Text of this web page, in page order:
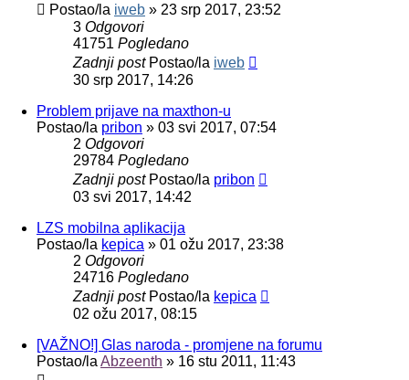
Postao/la iweb » 23 srp 2017, 23:52
3 Odgovori
41751 Pogledano
Zadnji post Postao/la iweb
30 srp 2017, 14:26
Problem prijave na maxthon-u
Postao/la pribon » 03 svi 2017, 07:54
2 Odgovori
29784 Pogledano
Zadnji post Postao/la pribon
03 svi 2017, 14:42
LZS mobilna aplikacija
Postao/la kepica » 01 ožu 2017, 23:38
2 Odgovori
24716 Pogledano
Zadnji post Postao/la kepica
02 ožu 2017, 08:15
[VAŽNO!] Glas naroda - promjene na forumu
Postao/la Abzeenth » 16 stu 2011, 11:43